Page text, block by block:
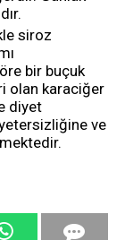
siroz
bir buçuk
olan karaciğer
diyet
ve